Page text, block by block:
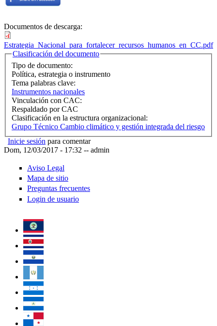
Documentos de descarga:
Estrategia_Nacional_para_fortalecer_recursos_humanos_en_CC.pdf
Ocultar
Clasificación del documento
Tipo de documento:
Política, estrategia o instrumento
Tema palabras clave:
Instrumentos nacionales
Vinculación con CAC:
Respaldado por CAC
Clasificación en la estructura organizacional:
Grupo Técnico Cambio climático y gestión integrada del riesgo
Inicie sesión para comentar
Dom, 12/03/2017 - 17:32 -- admin
Aviso Legal
Mapa de sitio
Preguntas frecuentes
Login de usuario